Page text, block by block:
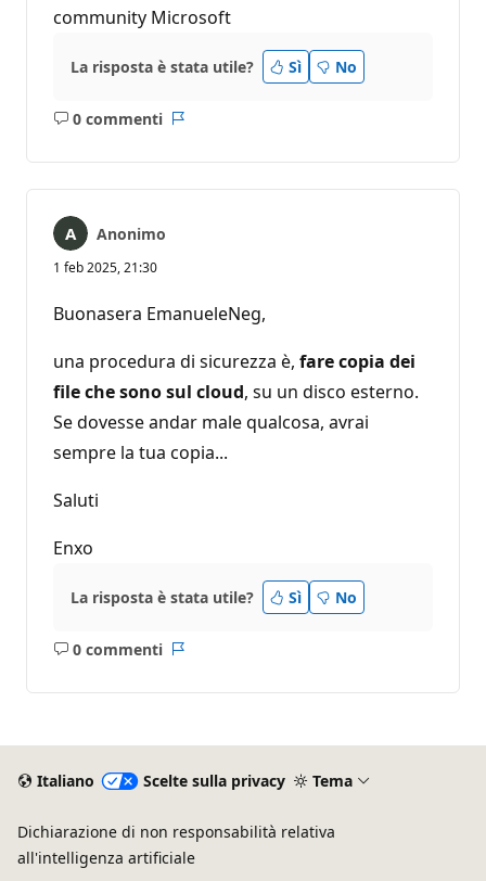
community Microsoft
La risposta è stata utile? Sì No
0 commenti
Nessun
Anonimo
1 feb 2025, 21:30
Buonasera EmanueleNeg,
una procedura di sicurezza è, fare copia dei
file che sono sul cloud, su un disco esterno.
Se dovesse andar male qualcosa, avrai
sempre la tua copia...
Saluti
Enxo
La risposta è stata utile? Sì No
0 commenti
Nessun
Italiano Scelte sulla privacy Tema
Dichiarazione di non responsabilità relativa
all'intelligenza artificiale